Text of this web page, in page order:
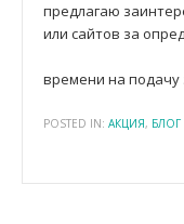
предлагаю
или сайтов за
времени на подачу
POSTED IN: АКЦИЯ, БЛОГ